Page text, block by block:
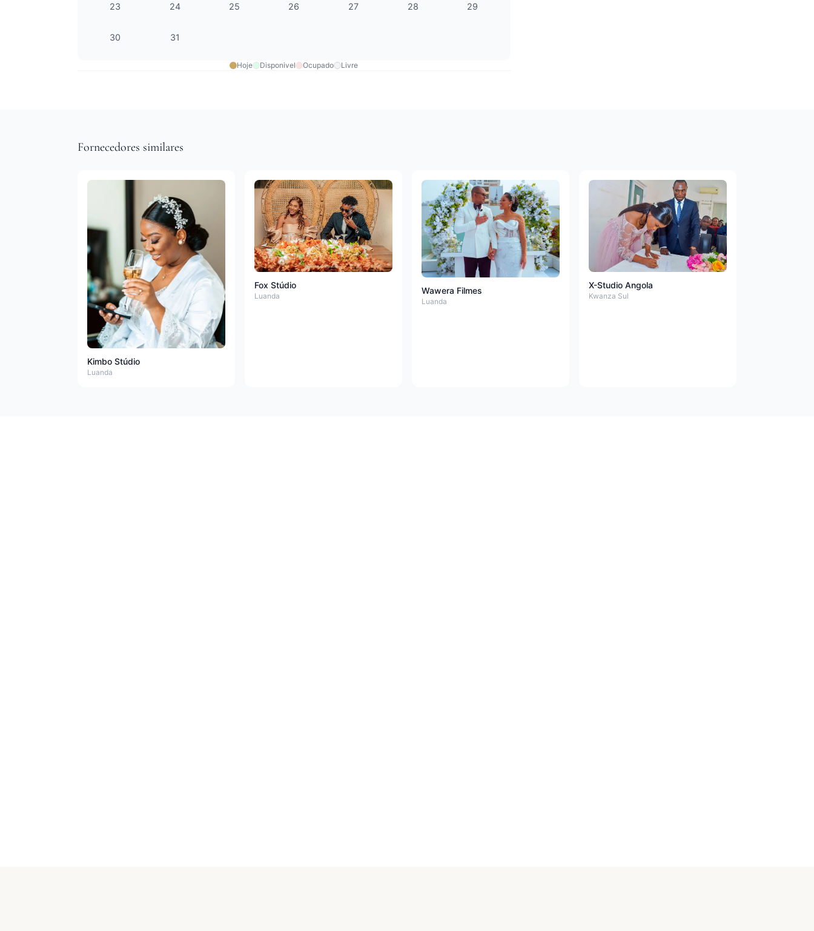
23 24 25 26 27 28 29
30 31
Hoje Disponivel Ocupado Livre
Fornecedores similares
Kimbo Stúdio
Luanda
Fox Stúdio
Luanda
Wawera Filmes
Luanda
X-Studio Angola
Kwanza Sul